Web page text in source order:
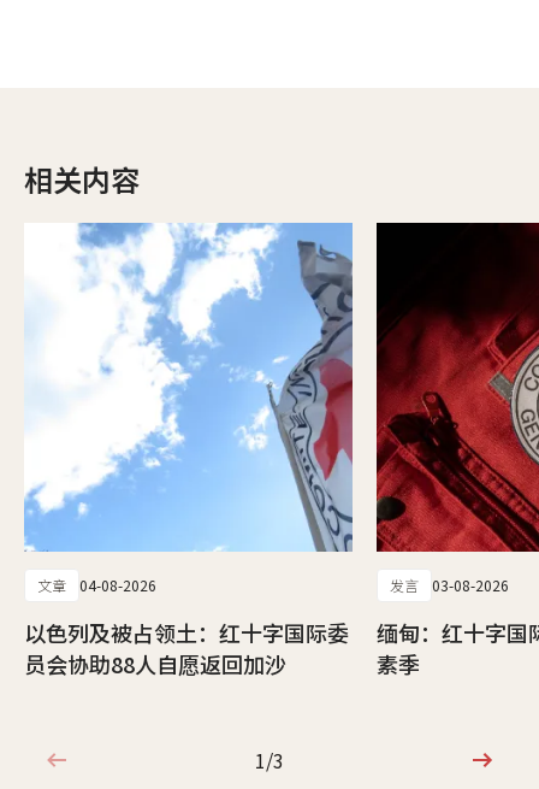
相关内容
文章 04-08-2026
以色列及被占领土：红十字国际委
员会协助88人自愿返回加沙
发言 03-08-2026
缅甸：红十字国
素季
1/3
1/3